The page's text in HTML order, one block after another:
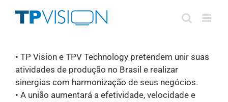
• TP Vision e TPV Technology pretendem unir suas
atividades de produção no Brasil e realizar
sinergias com harmonização de seus negócios.
• A união aumentará a efetividade, velocidade e